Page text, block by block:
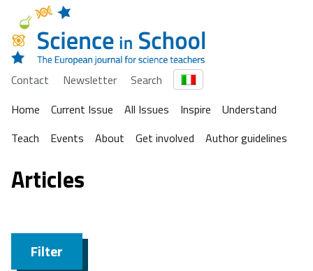
Contact Newsletter
Search
Home
Current Issue All Issues Inspire
Understand
Teach
Events About Get involved Author guidelines
Articles
Filter